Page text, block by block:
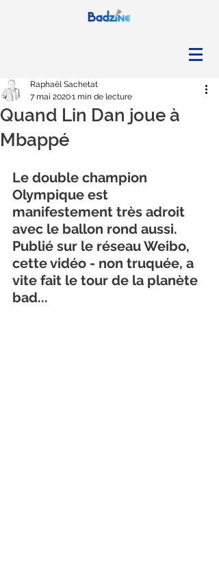
Quand Lin Dan joue à
Mbappé
Raphaël Sachetat
7 mai 20201 min de lecture
Le double champion
Olympique est
manifestement très adroit
avec le ballon rond aussi.
Publié sur le réseau Weibo,
cette vidéo - non truquée, a
vite fait le tour de la planète
bad...